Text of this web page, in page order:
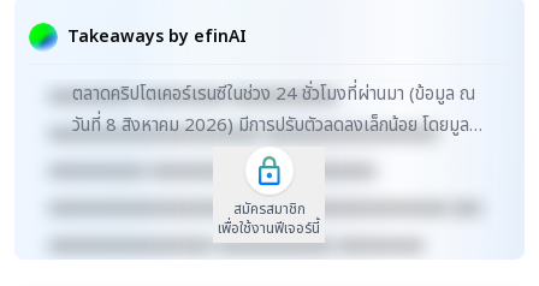
Takeaways by efinAI
xxxxx xxxxxxxxxxxxxxxxxxxxxxxxxxxxxx
xxxxxxxxxxxxxxxxxx xxxxxxxxxxxxxxx xxxxx
xxxxxxxxx xxxxxxxxx xxxxxxxxxxx
xxxxxxxxxxxxxxxxxxxxxx xxxxxxxxxxxxxxxxxx
xxxxxxxxxx xxxxxxxxxxxxx xxxxxxxxxx
xxxxxxxxxxxxxxxxxxxxxxxxxx xxxxxxxxxxxxxxx xxx
xxxxxxxxxxxxxxxxx xxxxxxxxxxxx xxxxxxxxx
ตลาดคริปโตเคอร์เรนซีในช่วง 24 ชั่วโมงที่ผ่านมา (ข้อมูล ณ
วันที่ 8 สิงหาคม 2026) มีการปรับตัวลดลงเล็กน้อย โดยมูลค่า
ตลาดรวมอยู่ที่ประมาณ 2.3 ล้านล้านดอล...
สมัครสมาชิก
เพื่อใช้งานฟีเจอร์นี้